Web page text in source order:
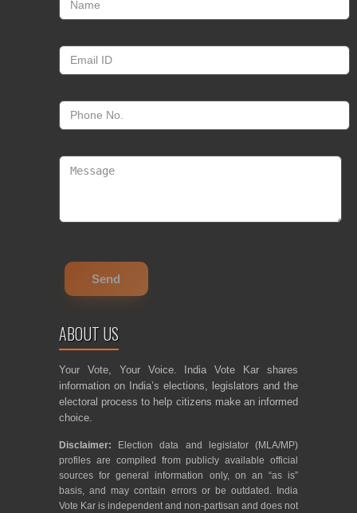
ABOUT US
Your Vote, Your Voice. India Vote Kar shares
information on India’s elections, legislators and the
electoral process to help citizens make an informed
choice.
Disclaimer: Election data and legislator (MLA/MP)
profiles are compiled from publicly available official
sources for general information only, on an “as is”
basis, and may contain errors or be outdated. India
Vote Kar is independent and non-partisan and does not